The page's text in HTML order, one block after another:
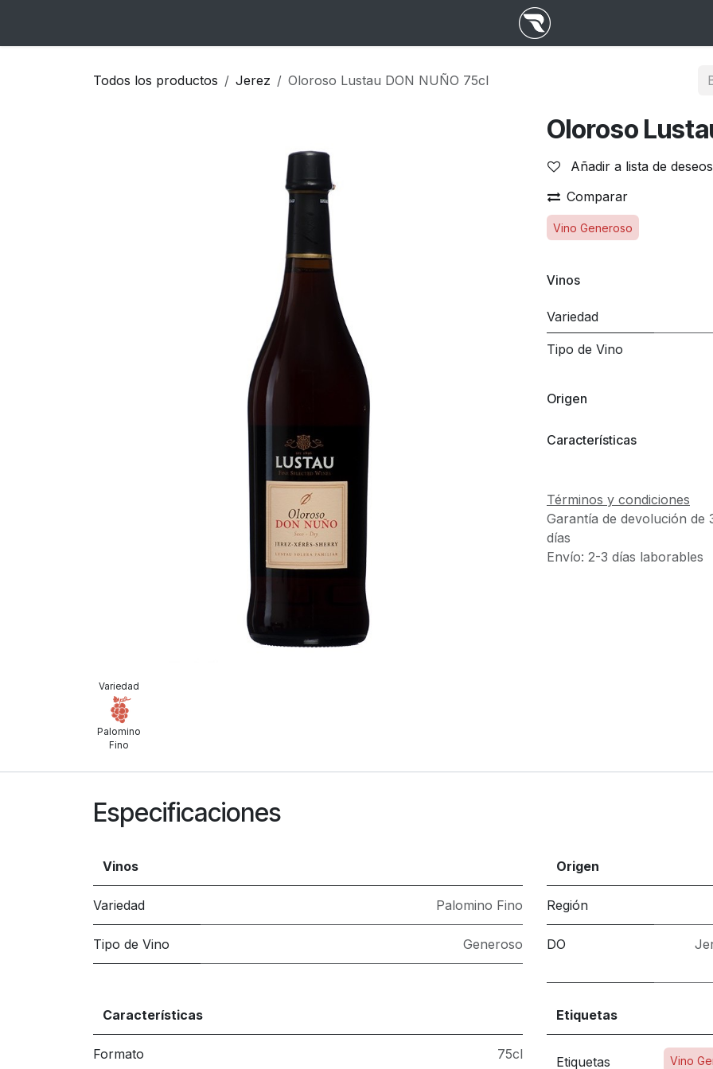
Todos los productos Jerez Oloroso Lustau DON NUÑO 75cl
Variedad
Palomino
Fino
Oloroso
Añadir a lista de deseos
Comparar
Vino Generoso
Vinos
Variedad
Tipo de Vino
Origen
Características
Términos y condiciones
Garantía de devolución de
días
Envío: 2-3 días laborables
Especificaciones
Vinos
Variedad Palomino Fino
Tipo de Vino Generoso
Origen
Región
DO
Características
Formato 75cl
Etiquetas
Etiquetas Vino